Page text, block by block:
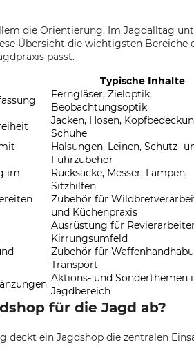
die Orientierung. Im Jagdalltag
Übersicht die wichtigsten
passt.
Typische Inhalte
Ferngläser, Zieloptik,
Beobachtungsoptik
Jacken, Hosen,
Schuhe
Halsungen, Leinen, Schutz-
Führzubehör
im
Rucksäcke, Messer, Lampen,
Sitzhilfen
Zubehör für
und Küchenpraxis
Ausrüstung für
Kirrungsumfeld
Zubehör für
Transport
Aktions- und Sonderthemen
Jagdbereich
für die Jagd ab?
ein Jagdshop die zentralen